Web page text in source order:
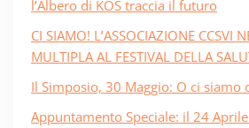
l’Albero di KOS traccia il futuro
CI SIAMO! L’ASSOCIAZIONE CCSVI
MULTIPLA AL FESTIVAL DELLA
Il Simposio, 30 Maggio: O ci siamo
Appuntamento Speciale: il 24